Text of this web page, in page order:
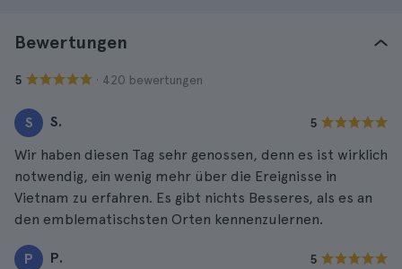
Bewertungen
5 · 420 bewertungen
S S. 5
Wir haben diesen Tag sehr genossen, denn es ist wirklich
notwendig, ein wenig mehr über die Ereignisse in
Vietnam zu erfahren. Es gibt nichts Besseres, als es an
den emblematischsten Orten kennenzulernen.
P P. 5